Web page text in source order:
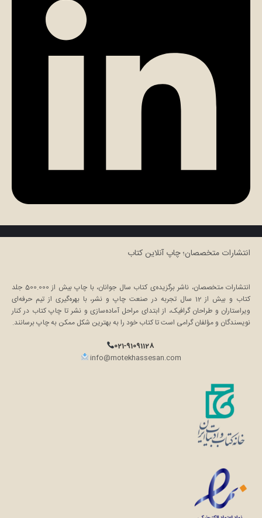
انتشارات متخصصان؛ چاپ آنلاین کتاب
انتشارات متخصصان، ناشر برگزیده‌ی کتاب سال جوانان، با چاپ بیش از 500.000 جلد
کتاب و بیش از 12 سال تجربه در صنعت چاپ و نشر، با بهره‌گیری از تیم حرفه‌ای
ویراستاران و طراحان گرافیک، از ابتدای مراحل آماده‌سازی و نشر تا چاپ کتاب در کنار
نویسندگان و مؤلفان گرامی است تا کتاب خود را به بهترین شکل ممکن به چاپ برسانند.
021-91091128
info@motekhassesan.com